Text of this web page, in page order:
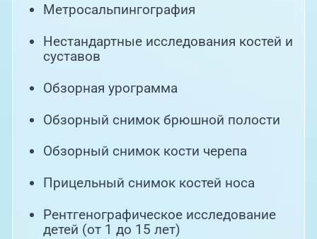
Метросальпингография
Нестандартные исследования костей и
суставов
Обзорная урограмма
Обзорный снимок брюшной полости
Обзорный снимок кости черепа
Прицельный снимок костей носа
Рентгенографическое исследование
детей (от 1 до 15 лет)